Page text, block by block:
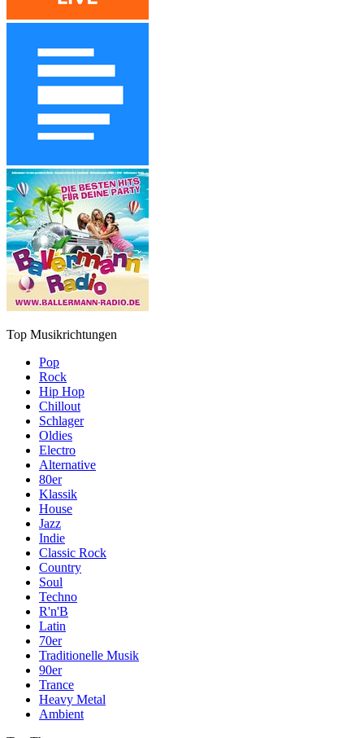
Top Musikrichtungen
Pop
Rock
Hip Hop
Chillout
Schlager
Oldies
Electro
Alternative
80er
Klassik
House
Jazz
Indie
Classic Rock
Country
Soul
Techno
R'n'B
Latin
70er
Traditionelle Musik
90er
Trance
Heavy Metal
Ambient